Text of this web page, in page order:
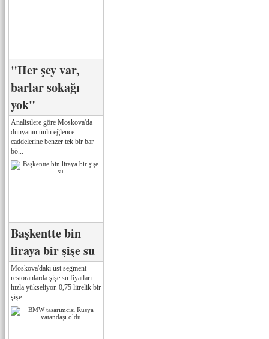
"Her şey var,
barlar sokağı
yok"
Analistlere göre Moskova'da
dünyanın ünlü eğlence
caddelerine benzer tek bir bar
bö...
Başkentte bin
liraya bir şişe su
Moskova'daki üst segment
restoranlarda şişe su fiyatları
hızla yükseliyor. 0,75 litrelik bir
şişe ...